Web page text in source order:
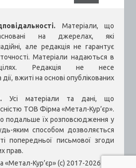
Матеріали, що
на джерелах, які
але редакція не гарантує
Матеріали надаються в
цілях. Редакція не несе
вжиті на основі опублікованих
Усі матеріали та дані, що
ТОВ Фірма «Метал-Кур’єр».
подальше їх розповсюдження у
яким способом дозволяється
попередньої письмової згоди
прав.
Кур’єр» (c) 2017-2026